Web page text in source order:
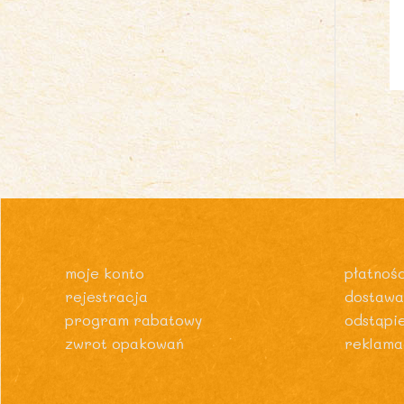
moje konto
rejestracja
program rabatowy
zwrot opakowań
dostawa